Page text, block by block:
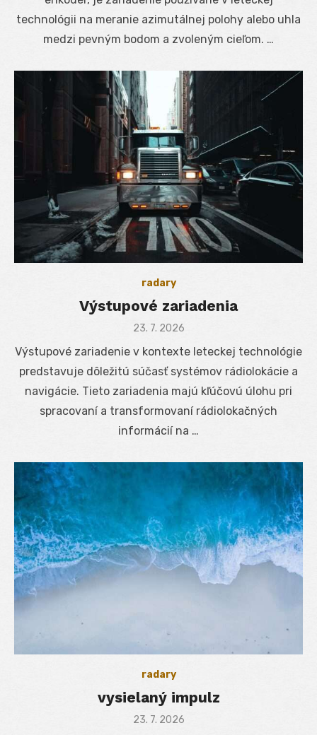
technológii na meranie azimutálnej polohy alebo uhla
medzi pevným bodom a zvoleným cieľom. …
radary
Výstupové zariadenia
Posted
23. 7. 2026
Výstupové zariadenie v kontexte leteckej technológie
predstavuje dôležitú súčasť systémov rádiolokácie a
navigácie. Tieto zariadenia majú kľúčovú úlohu pri
spracovaní a transformovaní rádiolokačných
informácií na …
radary
vysielaný impulz
Posted
23. 7. 2026